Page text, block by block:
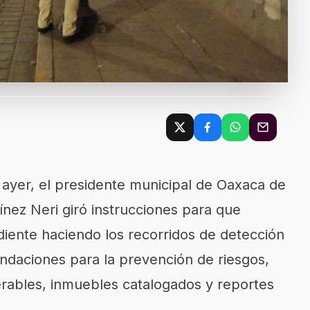
el presidente municipal de Oaxaca de
Neri giró instrucciones para que
haciendo los recorridos de detección
para la prevención de riesgos,
inmuebles catalogados y reportes